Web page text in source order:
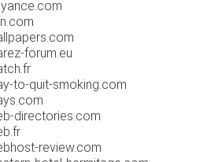
forum.eu
to-quit-smoking.com
directories.com
review.com